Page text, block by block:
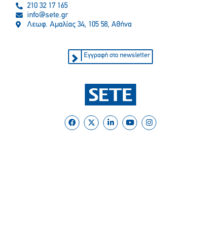
210 32 17 165
info@sete.gr
Λεωφ. Αμαλίας 34, 105 58, Αθήνα
Εγγραφή στο newsletter